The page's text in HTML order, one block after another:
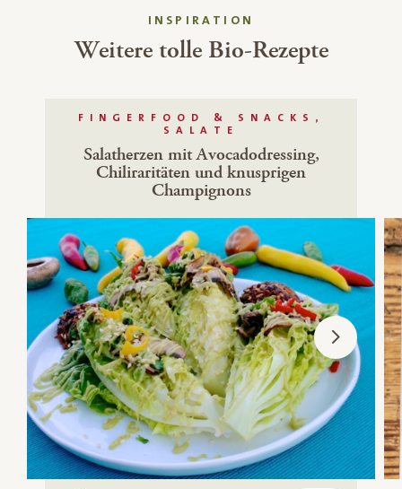
INSPIRATION
Weitere tolle Bio-Rezepte
FINGERFOOD & SNACKS,
SALATE
Salatherzen mit Avocadodressing,
Chiliraritäten und knusprigen
Champignons